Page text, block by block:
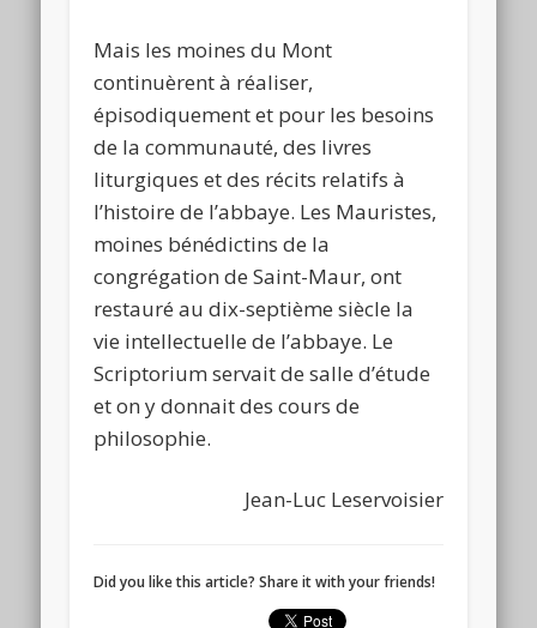
Mais les moines du Mont
continuèrent à réaliser,
épisodiquement et pour les besoins
de la communauté, des livres
liturgiques et des récits relatifs à
l’histoire de l’abbaye. Les Mauristes,
moines bénédictins de la
congrégation de Saint-Maur, ont
restauré au dix-septième siècle la
vie intellectuelle de l’abbaye. Le
Scriptorium servait de salle d’étude
et on y donnait des cours de
philosophie.
Jean-Luc Leservoisier
Did you like this article? Share it with your friends!